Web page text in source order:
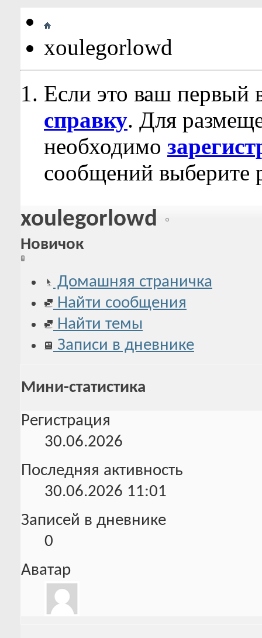
xoulegorlowd
Если это ваш первый
справку. Для
необходимо
сообщений выберите
xoulegorlowd
Новичок
Домашняя страничка
Найти сообщения
Найти темы
Записи в дневнике
Мини-статистика
Регистрация
30.06.2026
Последняя активность
30.06.2026 11:01
Записей в дневнике
0
Аватар